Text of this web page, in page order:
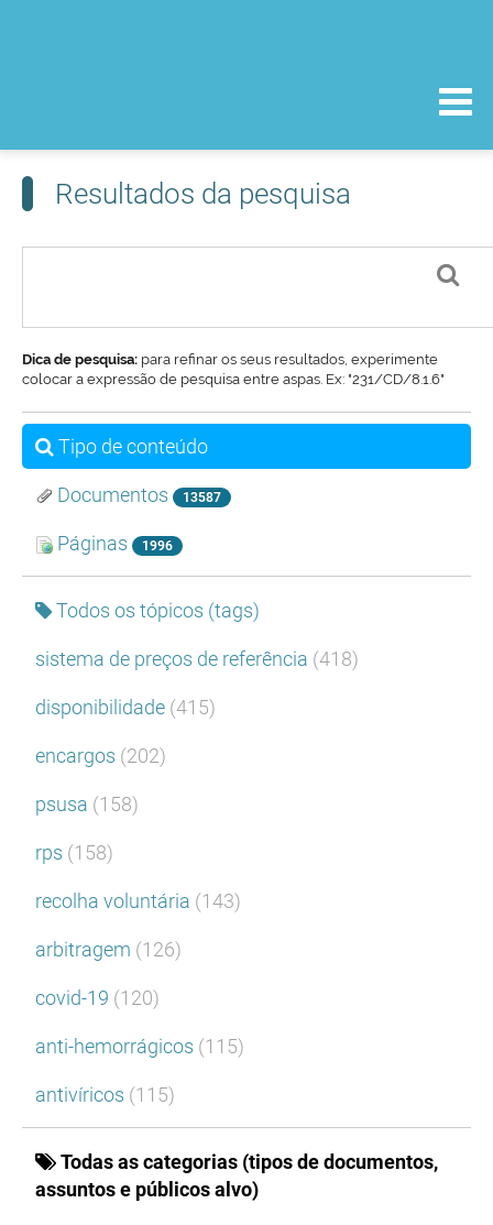
Resultados da pesquisa
Dica de pesquisa: para refinar os seus resultados, experimente
colocar a expressão de pesquisa entre aspas. Ex: "231/CD/8.1.6"
Tipo de conteúdo
Documentos 13587
Páginas 1996
Todos os tópicos (tags)
sistema de preços de referência (418)
disponibilidade (415)
encargos (202)
psusa (158)
rps (158)
recolha voluntária (143)
arbitragem (126)
covid-19 (120)
anti-hemorrágicos (115)
antivíricos (115)
Todas as categorias (tipos de documentos,
assuntos e públicos alvo)